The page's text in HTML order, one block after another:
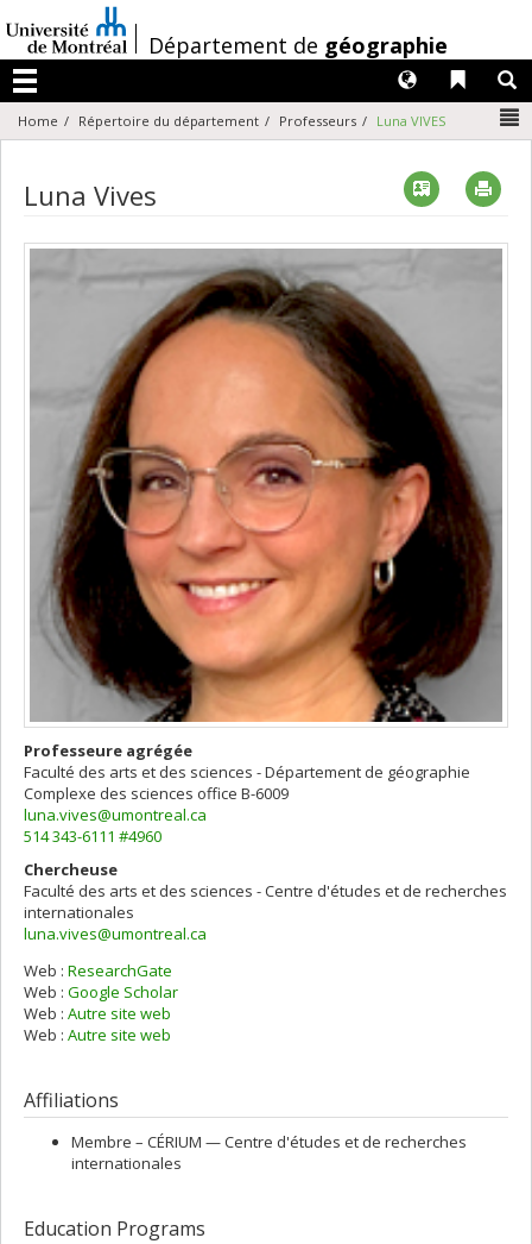
au
contenu
/Département de géographie
Menu
Liens
Langues
Home Répertoire du département Professeurs Luna VIVES
Luna Vives Vcard
Professeure agrégée
Faculté des arts et des sciences - Département de géographie
Complexe des sciences office B-6009
luna.vives@umontreal.ca
514 343-6111 #4960
Chercheuse
Faculté des arts et des sciences - Centre d'études et de recherches
internationales
luna.vives@umontreal.ca
Web : ResearchGate
Web : Google Scholar
Web : Autre site web
Web : Autre site web
Affiliations
Membre – CÉRIUM — Centre d'études et de recherches
internationales
Education Programs